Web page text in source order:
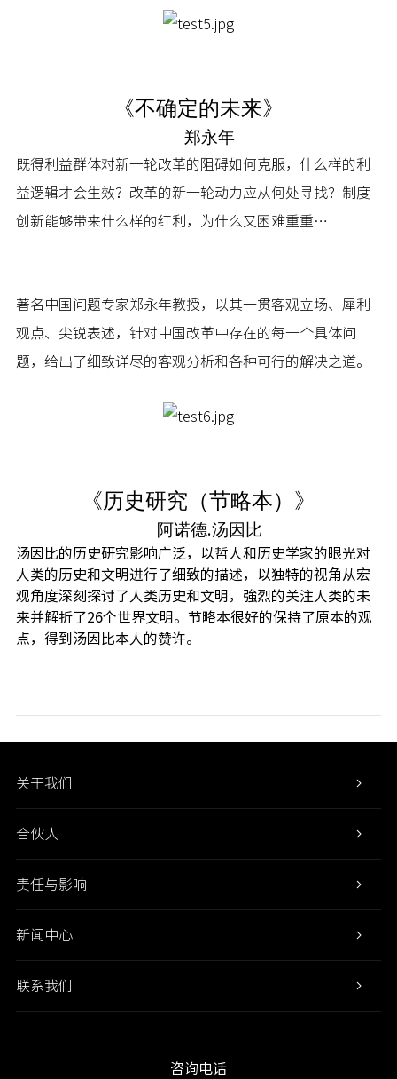
《不确定的未来》
郑永年
既得利益群体对新一轮改革的阻碍如何克服，什么样的利
益逻辑才会生效？改革的新一轮动力应从何处寻找？制度
创新能够带来什么样的红利，为什么又困难重重…
著名中国问题专家郑永年教授，以其一贯客观立场、犀利
观点、尖锐表述，针对中国改革中存在的每一个具体问
题，给出了细致详尽的客观分析和各种可行的解决之道。
《历史研究（节略本）》
阿诺德.汤因比
汤因比的历史研究影响广泛，以哲人和历史学家的眼光对
人类的历史和文明进行了细致的描述，以独特的视角从宏
观角度深刻探讨了人类历史和文明，強烈的关注人类的未
来并解折了26个世界文明。节略本很好的保持了原本的观
点，得到汤因比本人的赞许。
关于我们
合伙人
责任与影响
新闻中心
联系我们
咨询电话